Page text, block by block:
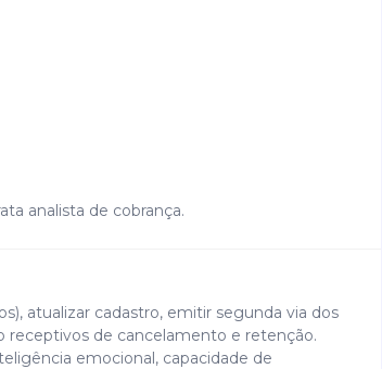
analista de cobrança.
atualizar cadastro, emitir segunda via dos
de cancelamento e retenção.
emocional, capacidade de